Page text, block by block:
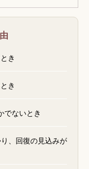
き
き
でないとき
、回復の見込みが